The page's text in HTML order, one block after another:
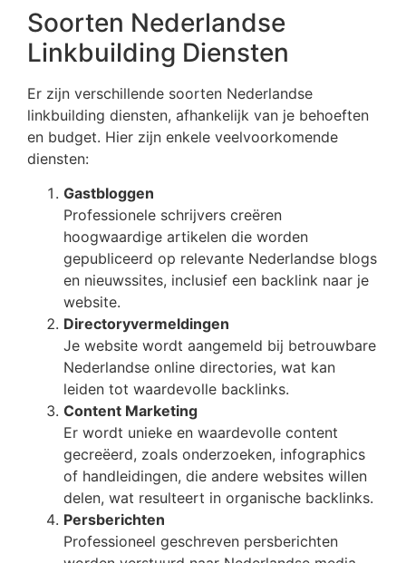
Soorten Nederlandse
Linkbuilding Diensten
Er zijn verschillende soorten Nederlandse
linkbuilding diensten, afhankelijk van je behoeften
en budget. Hier zijn enkele veelvoorkomende
diensten:
Gastbloggen
Professionele schrijvers creëren
hoogwaardige artikelen die worden
gepubliceerd op relevante Nederlandse blogs
en nieuwssites, inclusief een backlink naar je
website.
Directoryvermeldingen
Je website wordt aangemeld bij betrouwbare
Nederlandse online directories, wat kan
leiden tot waardevolle backlinks.
Content Marketing
Er wordt unieke en waardevolle content
gecreëerd, zoals onderzoeken, infographics
of handleidingen, die andere websites willen
delen, wat resulteert in organische backlinks.
Persberichten
Professioneel geschreven persberichten